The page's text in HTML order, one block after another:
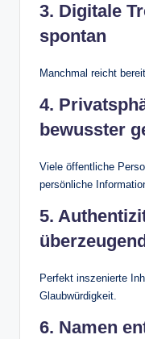
3. Digitale
spontan
Manchmal reicht
4.
bewusster
Viele öffentliche
persönliche
5.
Perfekt inszenierte
Glaubwürdigkeit.
6. Namen